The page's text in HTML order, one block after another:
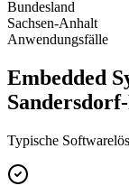
Bundesland
Sachsen-Anhalt
Anwendungsfälle
Embedded
Typische